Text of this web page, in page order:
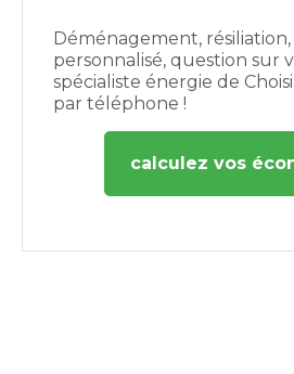
Déménagement,
personnalisé, question sur
spécialiste énergie de
par téléphone !
calculez vos